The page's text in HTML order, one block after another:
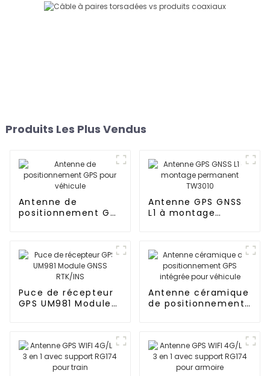
Produits Les Plus Vendus
Antenne de
positionnement GPS
Antenne GPS GNSS
L1 à montage
Puce de récepteur
GPS UM981 Module
Antenne céramique
de positionnement